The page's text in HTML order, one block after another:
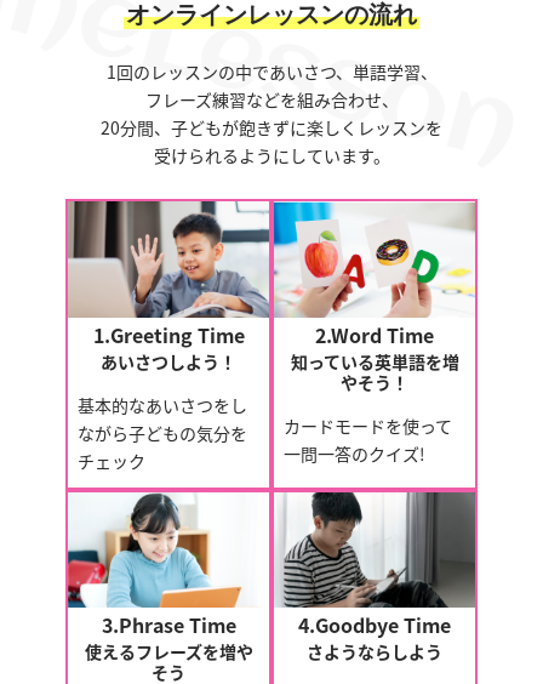
オンラインレッスンの流れ
1回のレッスンの中であいさつ、単語学習、
フレーズ練習などを組み合わせ、
20分間、子どもが飽きずに楽しくレッスンを
受けられるようにしています。
1.Greeting Time
あいさつしよう！
基本的なあいさつをし
ながら子どもの気分を
チェック
2.Word Time
知っている英単語を増
やそう！
カードモードを使って
一問一答のクイズ!
3.Phrase Time
使えるフレーズを増や
そう
4.Goodbye Time
さようならしよう